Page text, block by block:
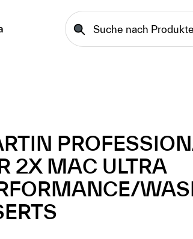
2X MAC ULTRA